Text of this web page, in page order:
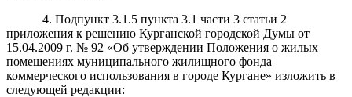
4. Подпункт 3.1.5 пункта 3.1 части 3 статьи 2
приложения к решению Курганской городской Думы от
15.04.2009 г. № 92 «Об утверждении Положения о жилых
помещениях муниципального жилищного фонда
коммерческого использования в городе Кургане» изложить в
следующей редакции: